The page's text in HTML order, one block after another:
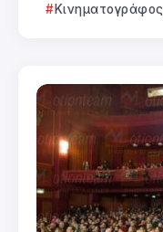
Κινηματογράφος